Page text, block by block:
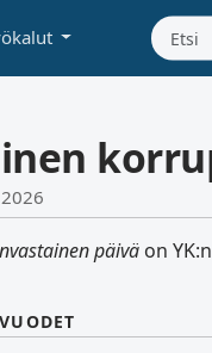
päivä on